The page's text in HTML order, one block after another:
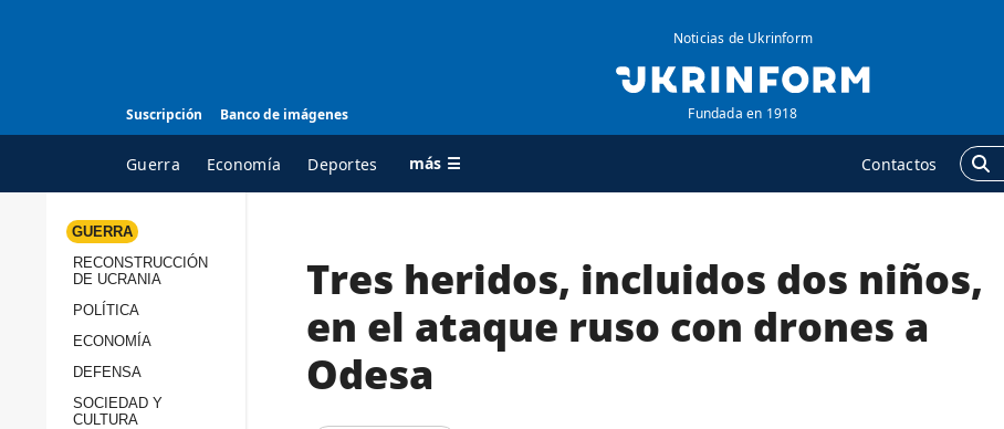
Suscripción Banco de imágenes
Noticias de Ukrinform
Fundada en 1918
Guerra Economía Deportes más ☰ Contactos
TODAS LAS
Reconstrucción de
AGENCIA
sobre la agencia
contacto
ADICIONAL
Publicaciones
GUERRA
RECONSTRUCCIÓN
DE UCRANIA
POLÍTICA
ECONOMÍA
DEFENSA
SOCIEDAD Y
CULTURA
Tres heridos, incluidos dos niños,
en el ataque ruso con drones a
Odesa